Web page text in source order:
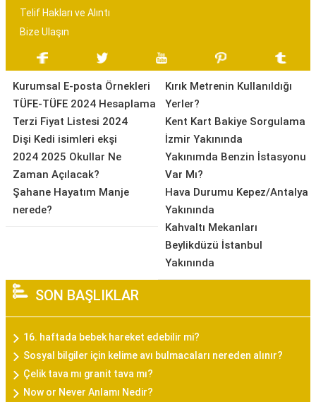
Telif Hakları ve Alıntı
Bize Ulaşın
Kurumsal E-posta Örnekleri
TÜFE-TÜFE 2024 Hesaplama
Terzi Fiyat Listesi 2024
Dişi Kedi isimleri ekşi
2024 2025 Okullar Ne
Zaman Açılacak?
Şahane Hayatım Manje
nerede?
Kırık Metrenin Kullanıldığı
Yerler?
Kent Kart Bakiye Sorgulama
İzmir Yakınında
Yakınımda Benzin İstasyonu
Var Mı?
Hava Durumu Kepez/Antalya
Yakınında
Kahvaltı Mekanları
Beylikdüzü İstanbul
Yakınında
SON BAŞLIKLAR
16. haftada bebek hareket edebilir mi?
Sosyal bilgiler için kelime avı bulmacaları nereden alınır?
Çelik tava mı granit tava mı?
Now or Never Anlamı Nedir?